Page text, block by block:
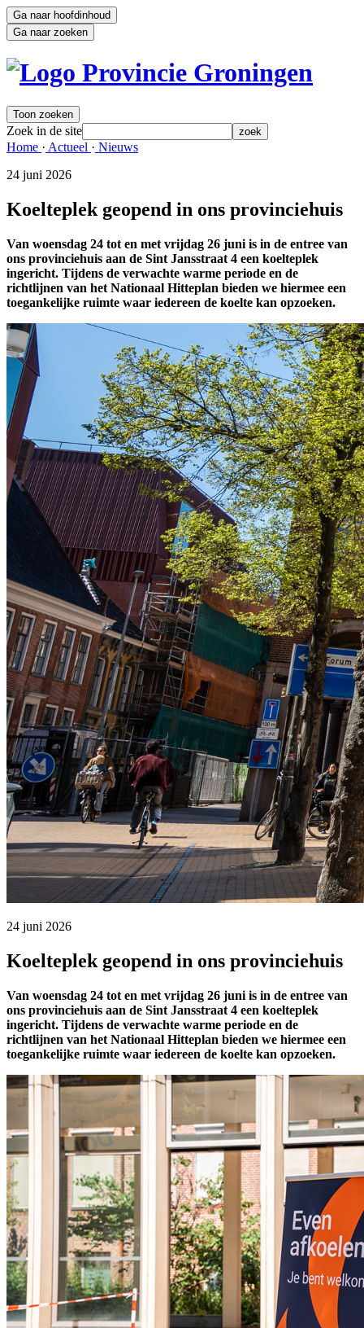
Ga naar hoofdinhoud
Ga naar zoeken
Toon zoeken
Zoek in de site zoek
Home · Actueel · Nieuws
24 juni 2026
Koelteplek geopend in ons provinciehuis
Van woensdag 24 tot en met vrijdag 26 juni is in de entree van
ons provinciehuis aan de Sint Jansstraat 4 een koelteplek
ingericht. Tijdens de verwachte warme periode en de
richtlijnen van het Nationaal Hitteplan bieden we hiermee een
toegankelijke ruimte waar iedereen de koelte kan opzoeken.
24 juni 2026
Koelteplek geopend in ons provinciehuis
Van woensdag 24 tot en met vrijdag 26 juni is in de entree van
ons provinciehuis aan de Sint Jansstraat 4 een koelteplek
ingericht. Tijdens de verwachte warme periode en de
richtlijnen van het Nationaal Hitteplan bieden we hiermee een
toegankelijke ruimte waar iedereen de koelte kan opzoeken.